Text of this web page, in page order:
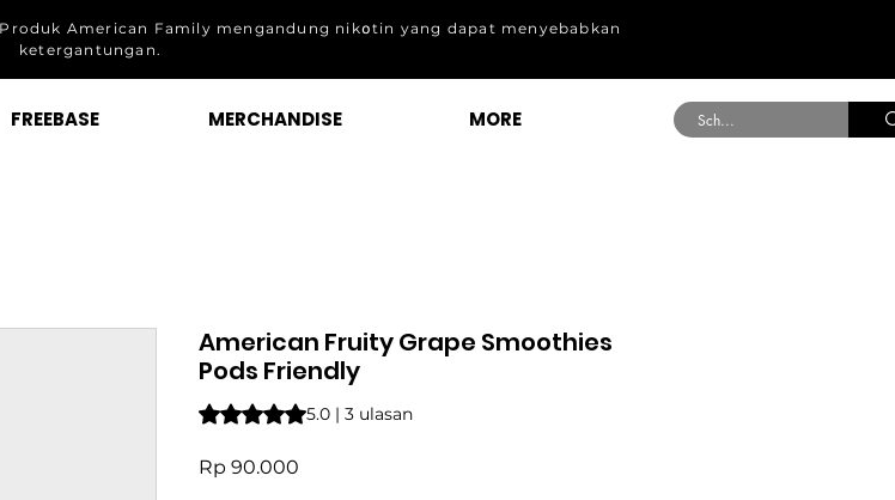
American Family mengandung nik໐tin yang dapat menyebabkan
ketergantungan.
FREEBASE MERCHANDISE MORE
American Fruity Grape Smoothies
Pods Friendly
Peringkat adalah 5.0 dari lima bintang berdasarkan 3 ulasan
5.0 | 3 ulasan
Rp 90.000